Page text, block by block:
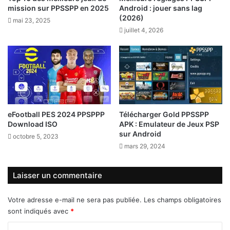
mission sur PPSSPP en 2025
mai 23, 2025
Android : jouer sans lag
(2026)
juillet 4, 2026
eFootball PES 2024 PPSPPP
Download ISO
octobre 5, 2023
Télécharger Gold PPSSPP
APK : Emulateur de Jeux PSP
sur Android
mars 29, 2024
Laisser un commentaire
Votre adresse e-mail ne sera pas publiée. Les champs obligatoires
sont indiqués avec *